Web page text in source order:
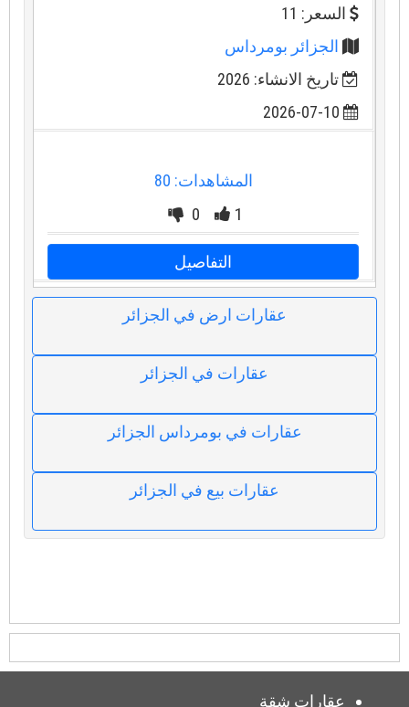
السعر: 11
الجزائر بومرداس
تاريخ الانشاء: 2026
2026-07-10
المشاهدات: 80
1
0
التفاصيل
عقارات ارض في الجزائر
عقارات في الجزائر
عقارات في بومرداس الجزائر
عقارات بيع في الجزائر
عقارات شقة